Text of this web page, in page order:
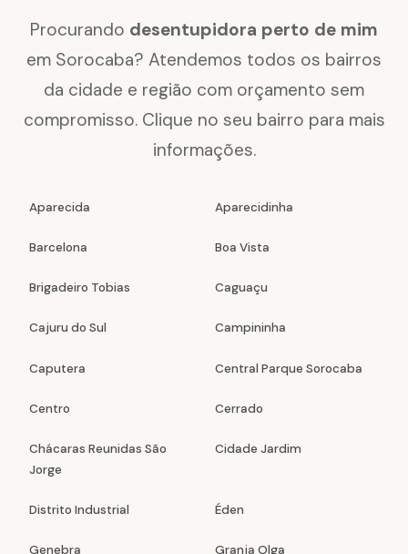
Procurando desentupidora perto de mim
em Sorocaba? Atendemos todos os bairros
da cidade e região com orçamento sem
compromisso. Clique no seu bairro para mais
informações.
Aparecida Aparecidinha
Barcelona Boa Vista
Brigadeiro Tobias Caguaçu
Cajuru do Sul Campininha
Caputera Central Parque Sorocaba
Centro Cerrado
Chácaras Reunidas São
Jorge
Cidade Jardim
Distrito Industrial Éden
Genebra Granja Olga